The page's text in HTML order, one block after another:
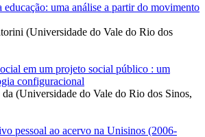
educação: uma análise a partir do movimento
(Universidade do Vale do Rio dos
em um projeto social público : um
configuracional
(Universidade do Vale do Rio dos Sinos,
pessoal ao acervo na Unisinos (2006-